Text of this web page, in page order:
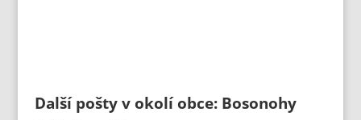
Další pošty v okolí obce: Bosonohy